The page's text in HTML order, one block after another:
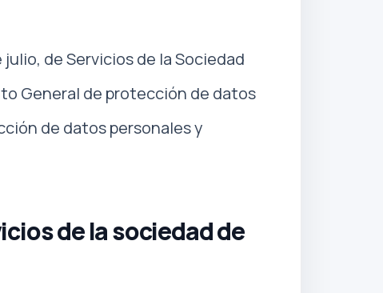
de Servicios de la Sociedad
General de protección de datos
de datos personales y
de la sociedad de